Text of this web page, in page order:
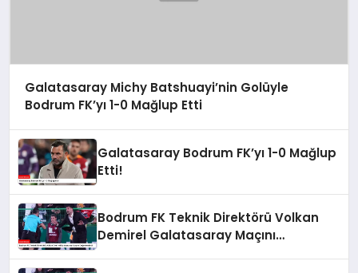
Galatasaray Michy Batshuayi’nin Golüyle
Bodrum FK’yı 1-0 Mağlup Etti
Galatasaray Bodrum FK’yı 1-0 Mağlup
Etti!
Bodrum FK Teknik Direktörü Volkan
Demirel Galatasaray Maçını